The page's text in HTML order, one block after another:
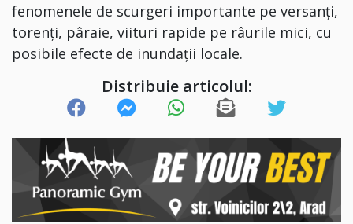
fenomenele de scurgeri importante pe versanţi,
torenţi, pâraie, viituri rapide pe râurile mici, cu
posibile efecte de inundaţii locale.
Distribuie articolul: